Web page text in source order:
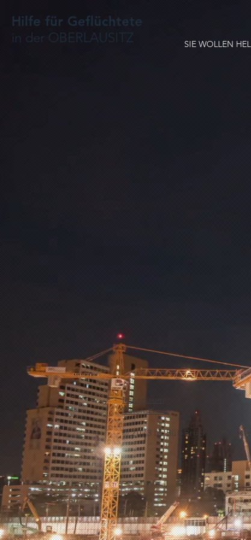
Hilfe für Geflüchtete
in der OBERLAUSITZ
SIE WOLLEN
Impressum
Datenschutz
© 2023 byBus-Brücke.de -